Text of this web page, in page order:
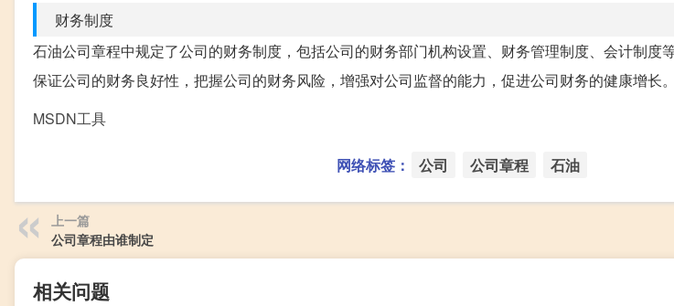
财务制度
石油公司章程中规定了公司的财务制度，包括公司的财务部门机构设置、财务管理制度、会计制度
保证公司的财务良好性，把握公司的财务风险，增强对公司监督的能力，促进公司财务的健康增长。
MSDN工具
网络标签： 公司 公司章程 石油
上一篇
公司章程由谁制定
相关问题